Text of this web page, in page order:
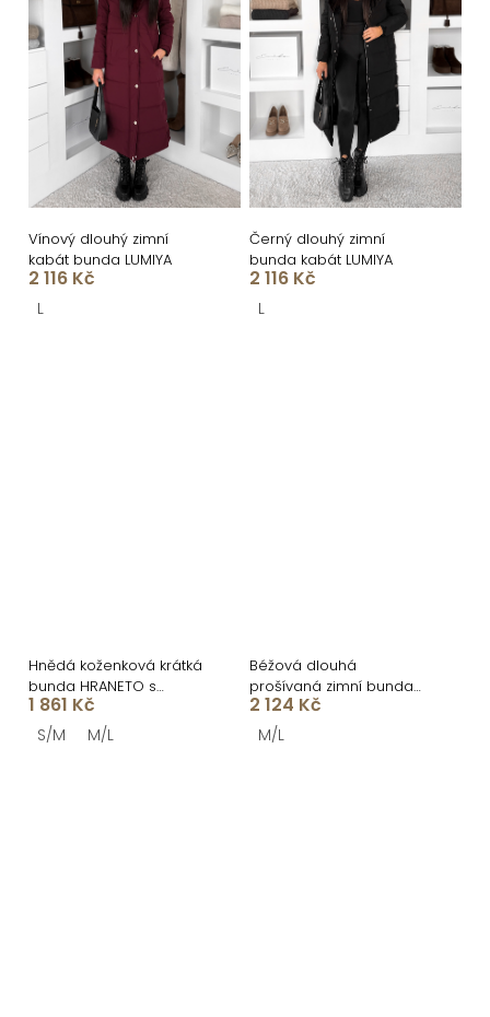
Vínový dlouhý zimní
kabát bunda LUMIYA
2 116 Kč
L
Černý dlouhý zimní
bunda kabát LUMIYA
2 116 Kč
L
Hnědá koženková krátká
bunda HRANETO s
páskem
1 861 Kč
S/M M/L
Béžová dlouhá
prošívaná zimní bunda
TAREVO s kožíškem
2 124 Kč
M/L